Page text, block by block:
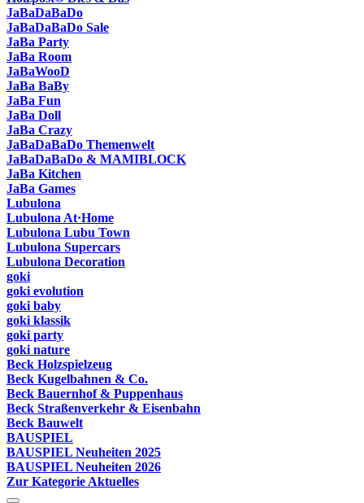
JaBaDaBaDo
JaBaDaBaDo Sale
JaBa Party
JaBa Room
JaBaWooD
JaBa BaBy
JaBa Fun
JaBa Doll
JaBa Crazy
JaBaDaBaDo Themenwelt
JaBaDaBaDo & MAMIBLOCK
JaBa Kitchen
JaBa Games
Lubulona
Lubulona At·Home
Lubulona Lubu Town
Lubulona Supercars
Lubulona Decoration
goki
goki evolution
goki baby
goki klassik
goki party
goki nature
Beck Holzspielzeug
Beck Kugelbahnen & Co.
Beck Bauernhof & Puppenhaus
Beck Straßenverkehr & Eisenbahn
Beck Bauwelt
BAUSPIEL
BAUSPIEL Neuheiten 2025
BAUSPIEL Neuheiten 2026
Zur Kategorie Aktuelles